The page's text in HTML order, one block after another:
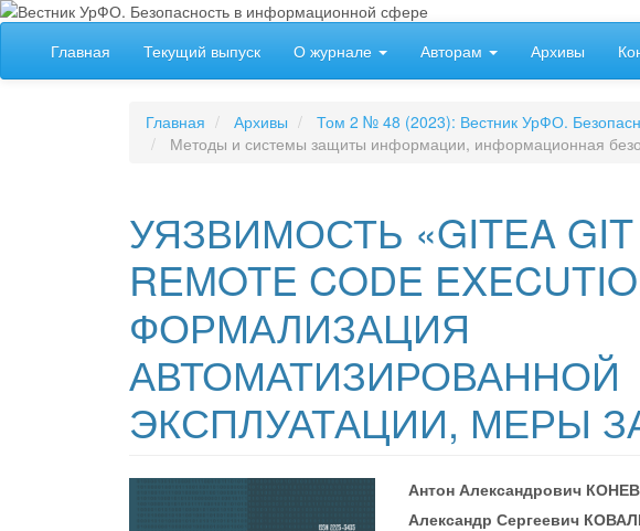
##plugins.themes.bootstrap3.accessible_menu.label##
##plugins.themes.bootstrap3.accessible_menu.main_navigation##
##plugins.themes.bootstrap3.accessible_menu.main_content##
Главная Текущий выпуск О журнале Авторам Архивы
Главная Архивы
Том 2 № 48 (2023): Вестник УрФО.
Методы и системы защиты информации, информационная
УЯЗВИМОСТЬ «GITEA GIT
REMOTE CODE
ФОРМАЛИЗАЦИЯ
АВТОМАТИЗИРОВАННОЙ
ЭКСПЛУАТАЦИИ, МЕРЫ
Антон Александрович КОНЕВ
Александр Сергеевич